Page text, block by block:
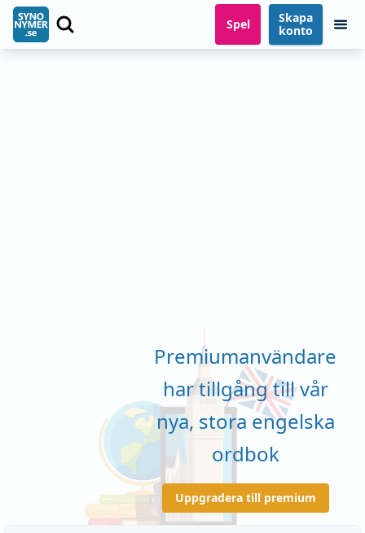
Spel
Skapa
konto
Premiumanvändare
har tillgång till vår
nya, stora engelska
ordbok
Uppgradera till premium